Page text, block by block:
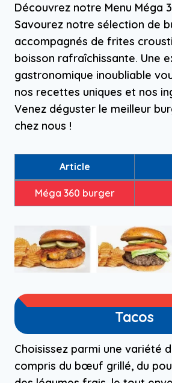
Découvrez notre Menu Méga
Savourez notre sélection de
accompagnés de frites
boisson rafraîchissante. Une
gastronomique inoubliable
nos recettes uniques et nos
Venez déguster le meilleur
chez nous !
Article
Méga 360 burger
Tacos
Choisissez parmi une variété
compris du bœuf grillé, du